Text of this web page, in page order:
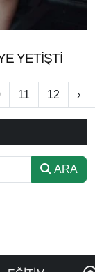
YETİŞTİ
11 12 ›
ARA